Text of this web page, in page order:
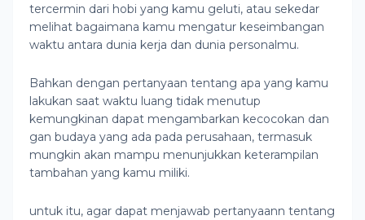
tercermin dari hobi yang kamu geluti, atau sekedar
melihat bagaimana kamu mengatur keseimbangan
waktu antara dunia kerja dan dunia personalmu.
Bahkan dengan pertanyaan tentang apa yang kamu
lakukan saat waktu luang tidak menutup
kemungkinan dapat mengambarkan kecocokan dan
gan budaya yang ada pada perusahaan, termasuk
mungkin akan mampu menunjukkan keterampilan
tambahan yang kamu miliki.
untuk itu, agar dapat menjawab pertanyaann tentang